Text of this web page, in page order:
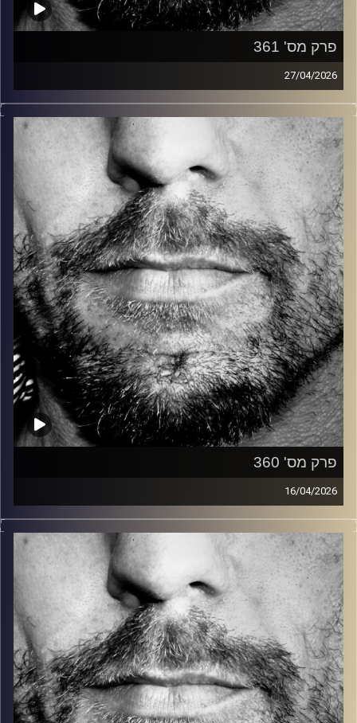
פרק מס' 361
27/04/2026
זיפים, מוזיקה מחוספסת של הופעות חיות. הרבה ג'אם, רוק,
בלוז, bluegrass, ג'אז, Fאנק, פרוגרסיב ואפילו אלקטרוניקה.
כל מה שחי, אמיתי ונושם.
עם שמוליק רגב.
קרדיט תמונות: David Goehring
פרק מס' 360
16/04/2026
זיפים, מוזיקה מחוספסת של הופעות חיות. הרבה ג'אם, רוק,
בלוז, bluegrass, ג'אז, Fאנק, פרוגרסיב ואפילו אלקטרוניקה.
כל מה שחי, אמיתי ונושם.
עם שמוליק רגב.
קרדיט תמונות: David Goehring